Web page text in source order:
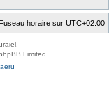
Fuseau horaire sur UTC+02:00
Limited